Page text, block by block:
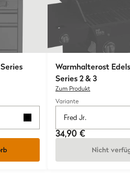
Warmhalterost
Series 2 & 3
Zum Produkt
Variante
Fred Jr.
34,90 €
Nicht